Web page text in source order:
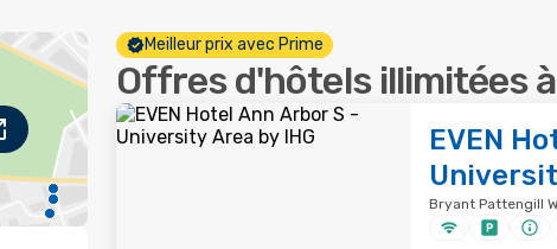
Meilleur prix avec Prime
Offres d'hôtels illimitées
EVEN
Bryant Pattengill